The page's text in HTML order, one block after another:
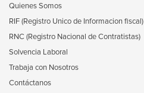
Quienes Somos
RIF (Registro Unico de Informacion fiscal)
RNC (Registro Nacional de Contratistas)
Solvencia Laboral
Trabaja con Nosotros
Contáctanos